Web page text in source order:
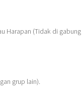
Harapan (Tidak di gabung
grup lain).